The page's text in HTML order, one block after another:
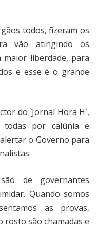
todos, fizeram os
vão atingindo os
maior liberdade, para
e esse é o grande
do `Jornal Hora H`,
todas por calúnia e
o Governo para
de governantes
Quando somos
as provas,
rosto são chamadas e